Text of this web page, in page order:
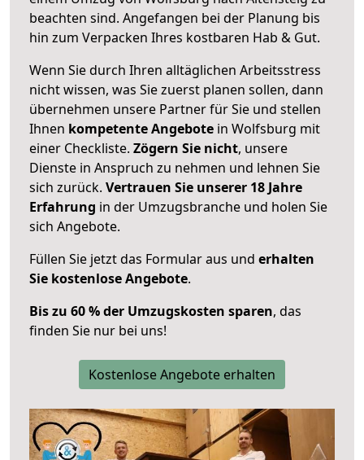
beachten sind. Angefangen bei der Planung bis
hin zum Verpacken Ihres kostbaren Hab & Gut.
Wenn Sie durch Ihren alltäglichen Arbeitsstress
nicht wissen, was Sie zuerst planen sollen, dann
übernehmen unsere Partner für Sie und stellen
Ihnen kompetente Angebote in Wolfsburg mit
einer Checkliste. Zögern Sie nicht, unsere
Dienste in Anspruch zu nehmen und lehnen Sie
sich zurück. Vertrauen Sie unserer 18 Jahre
Erfahrung in der Umzugsbranche und holen Sie
sich Angebote.
Füllen Sie jetzt das Formular aus und erhalten
Sie kostenlose Angebote.
Bis zu 60 % der Umzugskosten sparen, das
finden Sie nur bei uns!
Kostenlose Angebote erhalten